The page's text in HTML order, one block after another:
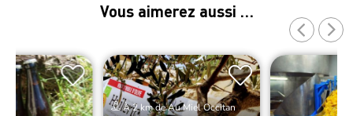
Vous aimerez aussi …
À 2 km de Au Miel Occitan